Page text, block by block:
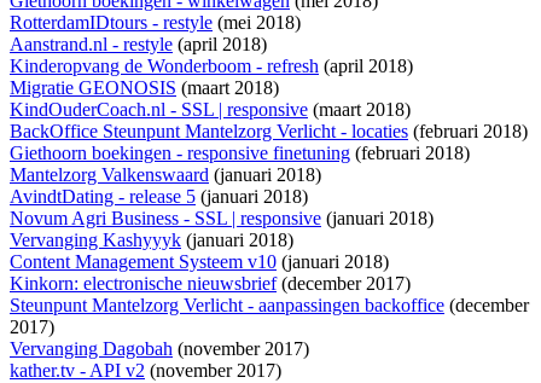
RotterdamIDtours - restyle (mei 2018)
Aanstrand.nl - restyle (april 2018)
Kinderopvang de Wonderboom - refresh (april 2018)
Migratie GEONOSIS (maart 2018)
KindOuderCoach.nl - SSL | responsive (maart 2018)
BackOffice Steunpunt Mantelzorg Verlicht - locaties (februari 2018)
Giethoorn boekingen - responsive finetuning (februari 2018)
Mantelzorg Valkenswaard (januari 2018)
AvindtDating - release 5 (januari 2018)
Novum Agri Business - SSL | responsive (januari 2018)
Vervanging Kashyyyk (januari 2018)
Content Management Systeem v10 (januari 2018)
Kinkorn: electronische nieuwsbrief(december 2017)
Steunpunt Mantelzorg Verlicht - aanpassingen backoffice (december
2017)
Vervanging Dagobah (november 2017)
kather.tv - API v2 (november 2017)